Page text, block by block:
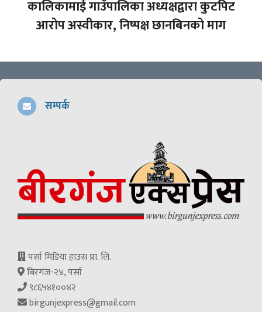
कालिकामाई गाउँपालिका अध्यक्षद्वारा कुटपिट
आरोप अस्वीकार, निष्पक्ष छानबिनको माग
सम्पर्क
पर्सा मिडिया हाउस प्रा. लि.
बिरगंज-२४, पर्सा
९८६५४१००४२
birgunjexpress@gmail.com